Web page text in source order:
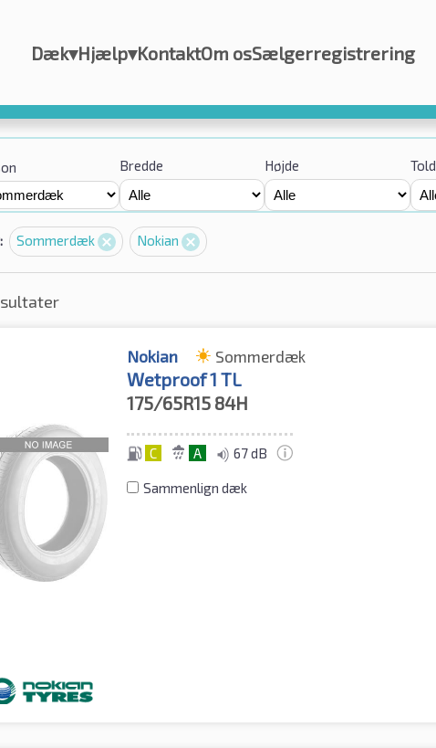
Dæk▾Hjælp▾KontaktOm osSælgerregistrering
Bredde Højde Told
Sommerdæk Nokian
Nokian Sommerdæk
Wetproof 1 TL
175/65R15 84H
C A 67 dB
Sammenlign dæk